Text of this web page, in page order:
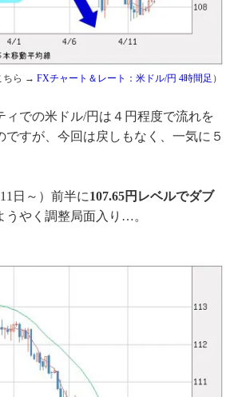
ちら → FXチャート＆レート：米ドル/円 4時間足 ）
での米ドル/円は４円程度で流れを
ですが、今回は戻しもなく、一気に５
日～）前半に107.65円レベルでダブ
うやく調整局面入り…。